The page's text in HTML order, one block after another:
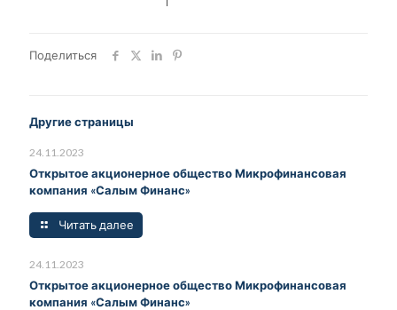
Поделиться
Другие страницы
24.11.2023
Открытое акционерное общество Микрофинансовая
компания «Салым Финанс»
Читать далее
24.11.2023
Открытое акционерное общество Микрофинансовая
компания «Салым Финанс»